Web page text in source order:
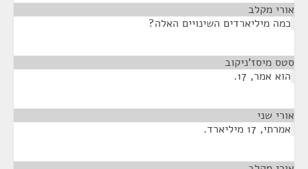
אורי מקלב
כמה מיליארדים השינויים האלה?
סטס מיסז'ניקוב
הוא אמר, 17.
אורי שני
אמרתי, 17 מיליארד.